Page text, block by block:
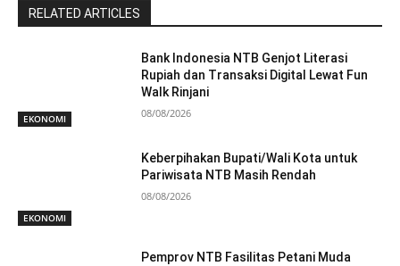
RELATED ARTICLES
EKONOMI
Bank Indonesia NTB Genjot Literasi
Rupiah dan Transaksi Digital Lewat Fun
Walk Rinjani
08/08/2026
EKONOMI
Keberpihakan Bupati/Wali Kota untuk
Pariwisata NTB Masih Rendah
08/08/2026
Pemprov NTB Fasilitas Petani Muda